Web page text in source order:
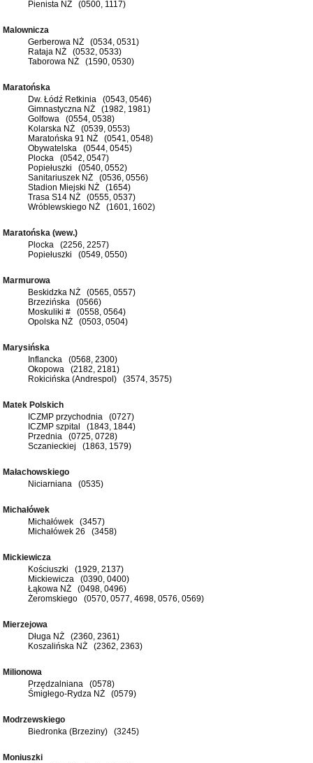
Pienista NŻ (0500, 1117)
Malownicza
Gerberowa NŻ (0534, 0531)
Rataja NŻ (0532, 0533)
Taborowa NŻ (1590, 0530)
Maratońska
Dw. Łódź Retkinia (0543, 0546)
Gimnastyczna NŻ (1982, 1981)
Golfowa (0554, 0538)
Kolarska NŻ (0539, 0553)
Maratońska 91 NŻ (0541, 0548)
Obywatelska (0544, 0545)
Plocka (0542, 0547)
Popiełuszki (0540, 0552)
Sanitariuszek NŻ (0536, 0556)
Stadion Miejski NŻ (1654)
Trasa S14 NŻ (0555, 0537)
Wróblewskiego NŻ (1601, 1602)
Maratońska (wew.)
Plocka (2256, 2257)
Popiełuszki (0549, 0550)
Marmurowa
Beskidzka NŻ (0565, 0557)
Brzezińska (0566)
Moskuliki # (0558, 0564)
Opolska NŻ (0503, 0504)
Marysińska
Inflancka (0568, 2300)
Okopowa (2182, 2181)
Rokicińska (Andrespol) (3574, 3575)
Matek Polskich
ICZMP przychodnia (0727)
ICZMP szpital (1843, 1844)
Przednia (0725, 0728)
Sczanieckiej (1863, 1579)
Małachowskiego
Niciarniana (0535)
Michałówek
Michałówek (3457)
Michałówek 26 (3458)
Mickiewicza
Kościuszki (1929, 2137)
Mickiewicza (0390, 0400)
Łąkowa NŻ (0498, 0496)
Żeromskiego (0570, 0577, 4698, 0576, 0569)
Mierzejowa
Długa NŻ (2360, 2361)
Koszalińska NŻ (2362, 2363)
Milionowa
Przędzalniana (0578)
Śmigłego-Rydza NŻ (0579)
Modrzewskiego
Biedronka (Brzeziny) (3245)
Moniuszki